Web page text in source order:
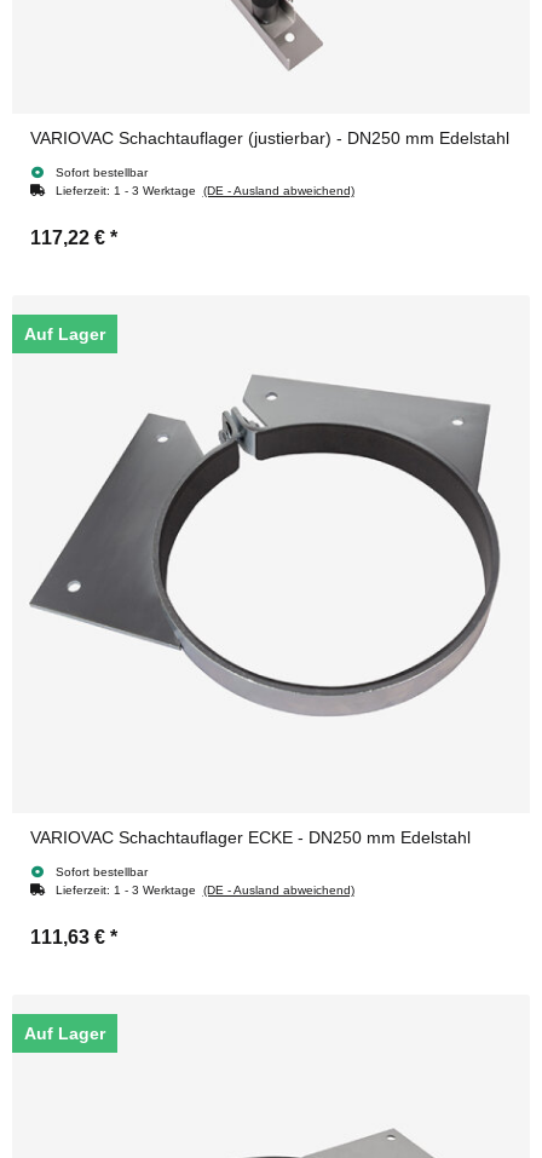
VARIOVAC Schachtauflager (justierbar) - DN250 mm Edelstahl
Sofort bestellbar
Lieferzeit: 1 - 3 Werktage (DE - Ausland abweichend)
117,22 € *
Auf Lager
VARIOVAC Schachtauflager ECKE - DN250 mm Edelstahl
Sofort bestellbar
Lieferzeit: 1 - 3 Werktage (DE - Ausland abweichend)
111,63 € *
Auf Lager